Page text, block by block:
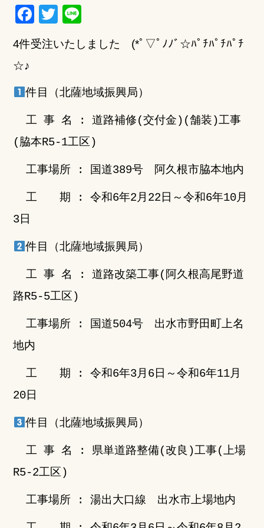
F
a
c
b
o
o
k
T
w
it
r
n
e
4件受注いたしました (*ﾟ▽ﾟﾉﾉﾞ☆ﾊﾟﾁﾊﾟﾁﾊﾟﾁ
☆♪
件目（北薩地域振興局）
工 事 名 : 道路補修(交付金)(舗装)工事
(脇本R5-1工区)
工事場所 : 国道389号 阿久根市脇本地内
工 期 : 令和6年2月22日～令和6年10月
3日
件目（北薩地域振興局）
工 事 名 : 道路改築工事(阿久根高尾野道
路R5-5工区)
工事場所 : 国道504号 出水市野田町上名
地内
工 期 : 令和6年3月6日～令和6年11月
20日
件目（北薩地域振興局）
工 事 名 : 県単道路整備(改良)工事(上場
R5-2工区)
工事場所 : 湯出大口線 出水市上場地内